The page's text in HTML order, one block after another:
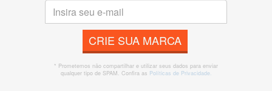
CRIE SUA MARCA
* Prometemos não compartilhar e utilizar seus dados para enviar
qualquer tipo de SPAM. Confira as Políticas de Privacidade.